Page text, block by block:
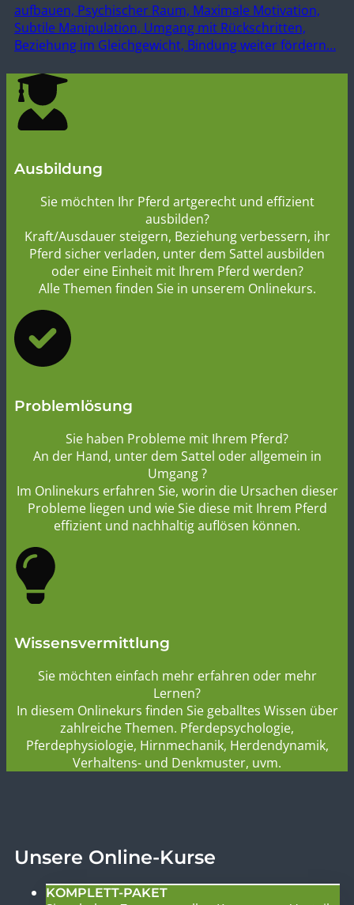
aufbauen, Psychischer Raum, Maximale Motivation,
Subtile Manipulation, Umgang mit Rückschritten,
Beziehung im Gleichgewicht, Bindung weiter fördern…
Ausbildung
Sie möchten Ihr Pferd artgerecht und effizient
ausbilden?
Kraft/Ausdauer steigern, Beziehung verbessern, ihr
Pferd sicher verladen, unter dem Sattel ausbilden
oder eine Einheit mit Ihrem Pferd werden?
Alle Themen finden Sie in unserem Onlinekurs.
Problemlösung
Sie haben Probleme mit Ihrem Pferd?
An der Hand, unter dem Sattel oder allgemein in
Umgang ?
Im Onlinekurs erfahren Sie, worin die Ursachen dieser
Probleme liegen und wie Sie diese mit Ihrem Pferd
effizient und nachhaltig auflösen können.
Wissensvermittlung
Sie möchten einfach mehr erfahren oder mehr
Lernen?
In diesem Onlinekurs finden Sie geballtes Wissen über
zahlreiche Themen. Pferdepsychologie,
Pferdephysiologie, Hirnmechanik, Herdendynamik,
Verhaltens- und Denkmuster, uvm.
Unsere Online-Kurse
KOMPLETT-PAKET